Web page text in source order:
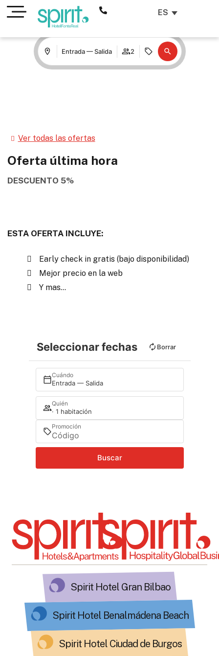
ES
Entrada — Salida 2
Ver todas las ofertas
Oferta última hora
DESCUENTO 5%
ESTA OFERTA INCLUYE:
Early check in gratis (bajo disponibilidad)
Mejor precio en la web
Y mas...
Seleccionar fechas Borrar
Cuándo
Entrada — Salida
Quién
· 1 habitación
Promoción
Buscar
Spirit Hotel Gran Bilbao
Spirit Hotel Benalmádena Beach
Spirit Hotel Ciudad de Burgos